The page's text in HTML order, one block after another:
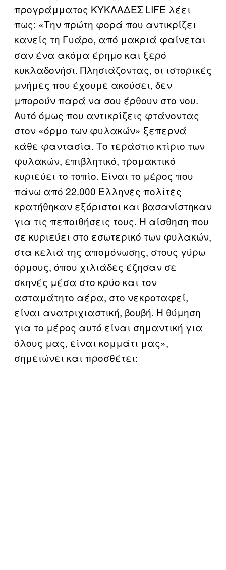
προγράμματος ΚΥΚΛΑΔΕΣ LIFE λέει
πως: «Την πρώτη φορά που αντικρίζει
κανείς τη Γυάρο, από μακριά φαίνεται
σαν ένα ακόμα έρημο και ξερό
κυκλαδονήσι. Πλησιάζοντας, οι ιστορικές
μνήμες που έχουμε ακούσει, δεν
μπορούν παρά να σου έρθουν στο νου.
Αυτό όμως που αντικρίζεις φτάνοντας
στον «όρμο των φυλακών» ξεπερνά
κάθε φαντασία. Το τεράστιο κτίριο των
φυλακών, επιβλητικό, τρομακτικό
κυριεύει το τοπίο. Είναι το μέρος που
πάνω από 22.000 Έλληνες πολίτες
κρατήθηκαν εξόριστοι και βασανίστηκαν
για τις πεποιθήσεις τους. Η αίσθηση που
σε κυριεύει στο εσωτερικό των φυλακών,
στα κελιά της απομόνωσης, στους γύρω
όρμους, όπου χιλιάδες έζησαν σε
σκηνές μέσα στο κρύο και τον
ασταμάτητο αέρα, στο νεκροταφεί,
είναι ανατριχιαστική, βουβή. Η θύμηση
για το μέρος αυτό είναι σημαντική για
όλους μας, είναι κομμάτι μας»,
σημειώνει και προσθέτει: